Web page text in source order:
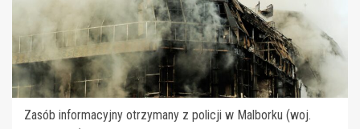
Zasób informacyjny otrzymany z policji w Malborku (woj.